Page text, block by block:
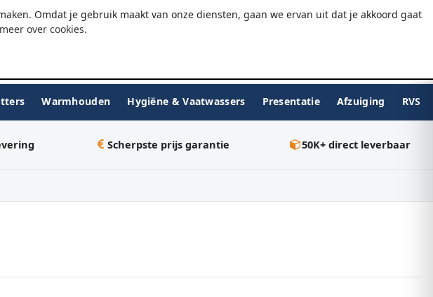
Omdat je gebruik maakt van onze diensten, gaan we ervan uit dat je akkoord gaat
over cookies.
WhatsApp ★★★★★9.7/10WebwinkelKeur Gratis verzending v.a. €75
Warmhouden Hygiëne & Vaatwassers Presentatie Afzuiging RVS
Scherpste prijs garantie 50K+ direct leverbaar